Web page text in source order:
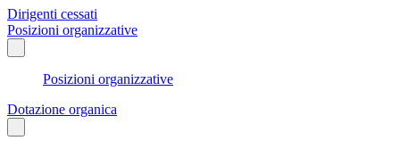
Dirigenti cessati
Posizioni organizzative
Posizioni organizzative
Dotazione organica